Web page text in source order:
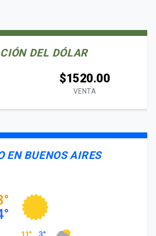
DEL DÓLAR
$1520.00
VENTA
EN BUENOS AIRES